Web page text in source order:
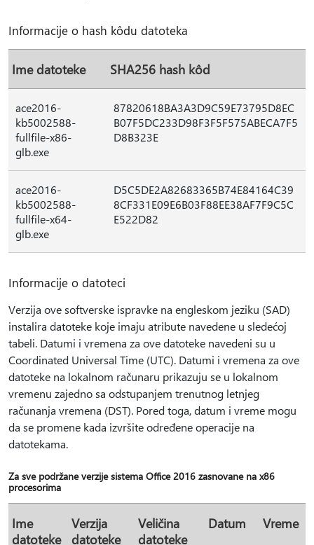
Informacije o hash kôdu datoteka
Ime datoteke SHA256 hash kôd
ace2016-
kb5002588-
fullfile-x86-
glb.exe
87820618BA3A3D9C59E73795D8EC
B07F5DC233D98F3F5F575ABECA7F5
D8B323E
ace2016-
kb5002588-
fullfile-x64-
glb.exe
D5C5DE2A82683365B74E84164C39
8CF331E09E6B03F88EE38AF7F9C5C
E522D82
Informacije o datoteci
Verzija ove softverske ispravke na engleskom jeziku (SAD)
instalira datoteke koje imaju atribute navedene u sledećoj
tabeli. Datumi i vremena za ove datoteke navedeni su u
Coordinated Universal Time (UTC). Datumi i vremena za ove
datoteke na lokalnom računaru prikazuju se u lokalnom
vremenu zajedno sa odstupanjem trenutnog letnjeg
računanja vremena (DST). Pored toga, datum i vreme mogu
da se promene kada izvršite određene operacije na
datotekama.
Za sve podržane verzije sistema Office 2016 zasnovane na x86
procesorima
Ime
datoteke
Verzija
datoteke
Veličina
datoteke
Datum Vreme